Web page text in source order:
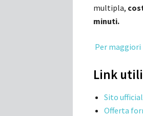
multipla,
minuti.
Per maggiori
Link utili
Sito
Offerta